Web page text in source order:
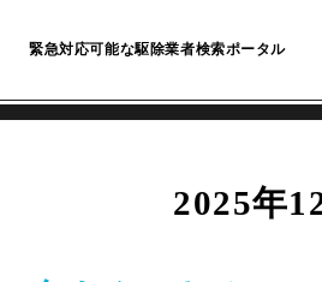
緊急対応可能な駆除業者検索ポータル
2025年